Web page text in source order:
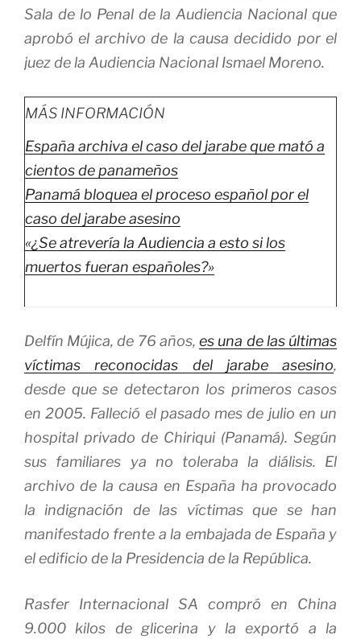
Sala de lo Penal de la Audiencia Nacional que
aprobó el archivo de la causa decidido por el
juez de la Audiencia Nacional Ismael Moreno.
MÁS INFORMACIÓN
España archiva el caso del jarabe que mató a
cientos de panameños
Panamá bloquea el proceso español por el
caso del jarabe asesino
«¿Se atrevería la Audiencia a esto si los
muertos fueran españoles?»
Delfín Mújica, de 76 años,es una de las últimas
víctimas reconocidas del jarabe asesino,
desde que se detectaron los primeros casos
en 2005. Falleció el pasado mes de julio en un
hospital privado de Chiriqui (Panamá). Según
sus familiares ya no toleraba la diálisis. El
archivo de la causa en España ha provocado
la indignación de las víctimas que se han
manifestado frente a la embajada de España y
el edificio de la Presidencia de la República.
Rasfer Internacional SA compró en China
9.000 kilos de glicerina y la exportó a la